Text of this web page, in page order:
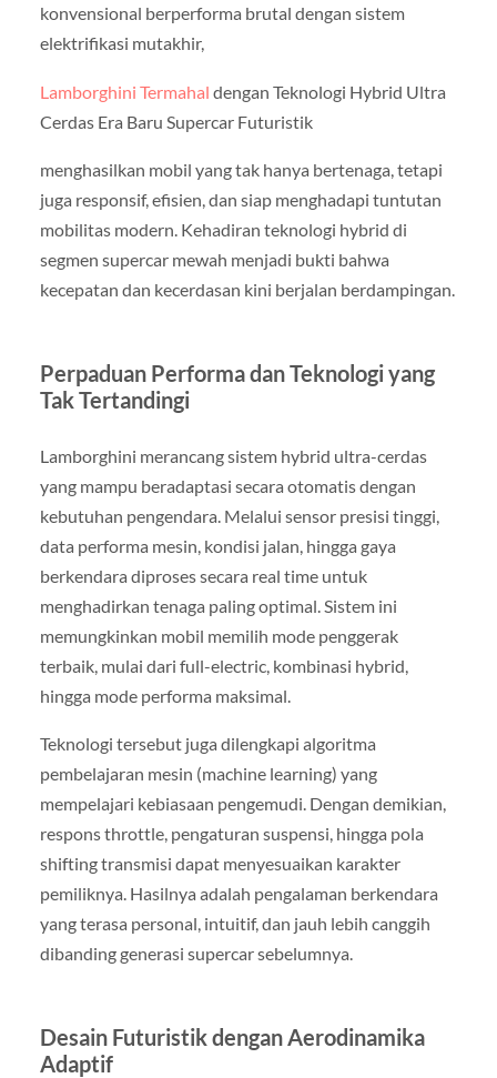
konvensional berperforma brutal dengan sistem
elektrifikasi mutakhir,
Lamborghini Termahal dengan Teknologi Hybrid Ultra
Cerdas Era Baru Supercar Futuristik
menghasilkan mobil yang tak hanya bertenaga, tetapi
juga responsif, efisien, dan siap menghadapi tuntutan
mobilitas modern. Kehadiran teknologi hybrid di
segmen supercar mewah menjadi bukti bahwa
kecepatan dan kecerdasan kini berjalan berdampingan.
Perpaduan Performa dan Teknologi yang
Tak Tertandingi
Lamborghini merancang sistem hybrid ultra-cerdas
yang mampu beradaptasi secara otomatis dengan
kebutuhan pengendara. Melalui sensor presisi tinggi,
data performa mesin, kondisi jalan, hingga gaya
berkendara diproses secara real time untuk
menghadirkan tenaga paling optimal. Sistem ini
memungkinkan mobil memilih mode penggerak
terbaik, mulai dari full-electric, kombinasi hybrid,
hingga mode performa maksimal.
Teknologi tersebut juga dilengkapi algoritma
pembelajaran mesin (machine learning) yang
mempelajari kebiasaan pengemudi. Dengan demikian,
respons throttle, pengaturan suspensi, hingga pola
shifting transmisi dapat menyesuaikan karakter
pemiliknya. Hasilnya adalah pengalaman berkendara
yang terasa personal, intuitif, dan jauh lebih canggih
dibanding generasi supercar sebelumnya.
Desain Futuristik dengan Aerodinamika
Adaptif